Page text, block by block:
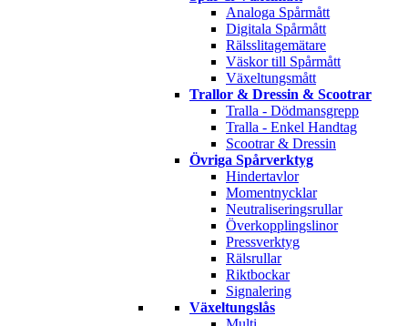
Analoga Spårmått
Digitala Spårmått
Rälsslitagemätare
Väskor till Spårmått
Växeltungsmått
Trallor & Dressin & Scootrar
Tralla - Dödmansgrepp
Tralla - Enkel Handtag
Scootrar & Dressin
Övriga Spårverktyg
Hindertavlor
Momentnycklar
Neutraliseringsrullar
Överkopplingslinor
Pressverktyg
Rälsrullar
Riktbockar
Signalering
Växeltungslås